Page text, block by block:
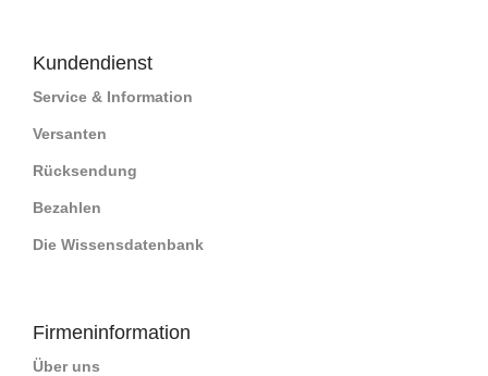
Kundendienst
Service & Information
Versanten
Rücksendung
Bezahlen
Die Wissensdatenbank
Firmeninformation
Über uns